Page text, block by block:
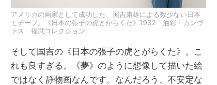
アメリカの画家として成功した、国吉康雄による数少ない日本
モチーフ。《日本の張子の虎とがらくた》1932 油彩・カンヴ
ァス 福武コレクション
そして国吉の《日本の張子の虎とがらくた》。こ
れも良すぎる。《夢》のように想像して描いた絵
ではなく静物画なんです。なんだろう、不安定な